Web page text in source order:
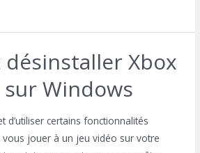
Xbox
sur Windows
d’utiliser certains fonctionnalités
jouer à un jeu vidéo sur votre